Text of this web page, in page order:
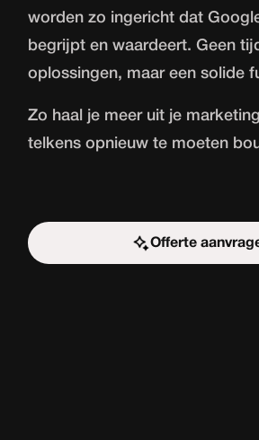
worden zo ingericht dat
begrijpt en waardeert. Geen
oplossingen, maar een solide
Zo haal je meer uit je
telkens opnieuw te moeten
Offerte
Start de